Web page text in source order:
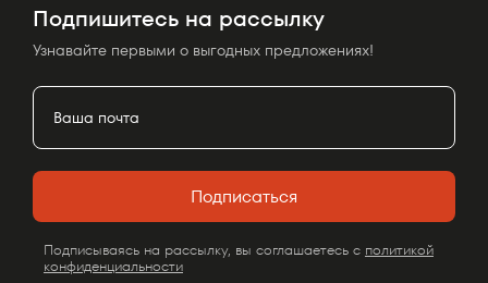
Подпишитесь на рассылку
Узнавайте первыми о выгодных предложениях!
Подписаться
Подписываясь на рассылку, вы соглашаетесь с политикой
конфиденциальности